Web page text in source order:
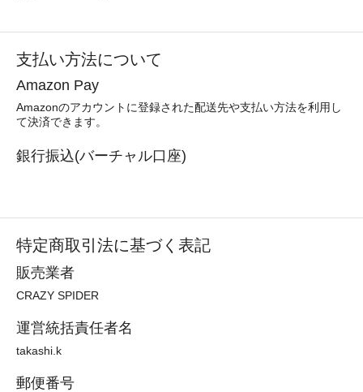
支払い方法について
Amazon Pay
Amazonのアカウントに登録された配送先や支払い方法を利用し
て決済できます。
銀行振込(バーチャル口座)
特定商取引法に基づく表記
販売業者
CRAZY SPIDER
運営統括責任者名
takashi.k
郵便番号